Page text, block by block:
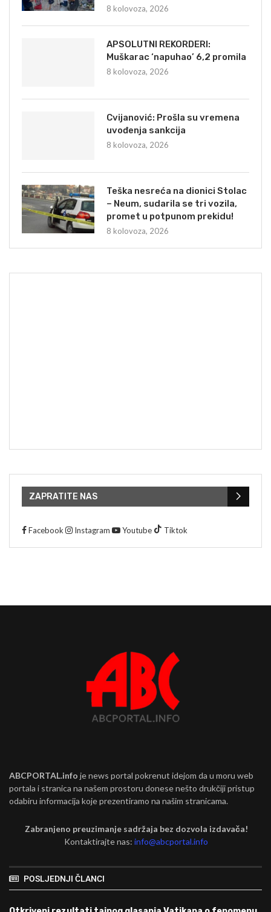
8 kolovoza, 2026
APSOLUTNI REKORDERI:
Muškarac ‘napuhao’ 6,2 promila
8 kolovoza, 2026
Cvijanović: Prošla su vremena
uvođenja sankcija
8 kolovoza, 2026
Teška nesreća na dionici Stolac
– Neum, sudarila se tri vozila,
promet u potpunom prekidu!
8 kolovoza, 2026
ZAPRATITE NAS
Facebook Instagram Youtube Tiktok
ABCPORTAL.info je news portal pokrenut idejom da u moru web
portala i stranica na našem prostoru donese nešto drukčiji pristup
odabiru informacija koje prezentiramo na našim stranicama.
Zabranjeno preuzimanje sadržaja bez dozvola izdavača!
Kontaktirajte nas:info@abcportal.info
POSLJEDNJI ČLANCI